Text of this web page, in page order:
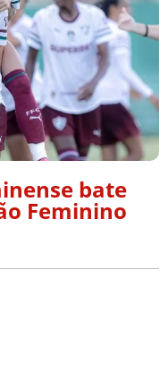
bate
Feminino